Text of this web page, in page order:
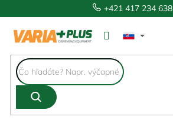
na
obsah
+421 417 234 638